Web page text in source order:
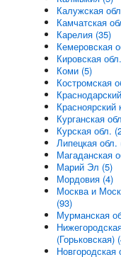
Калужская
Камчатская
Карелия (35)
Кемеровская
Кировская
Коми (5)
Костромская
Красноярский
Курганская
Курская обл.
Липецкая обл.
Магаданская
Марий Эл (5)
Мордовия (4)
Москва и
(93)
Мурманская
(Горьковская)
Новгородская